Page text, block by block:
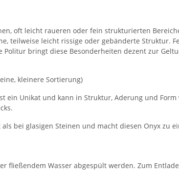
oft leicht raueren oder fein strukturierten
teilweise leicht rissige oder gebänderte
bringt diese Besonderheiten dezent zur
kleinere Sortierung)
ein Unikat und kann in Struktur, Aderung und
bei glasigen Steinen und macht diesen Onyx zu
fließendem Wasser abgespült werden. Zum